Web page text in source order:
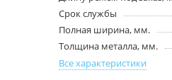
Срок службы
Полная ширина, мм.
Толщина металла, мм.
Все характеристики